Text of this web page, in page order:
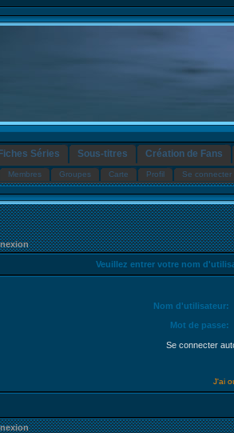
Fiches Séries Sous-titres Création de Fans
Membres Groupes Carte Profil Se connecter
Veuillez entrer votre nom
Nom d'utilisateur:
Mot de passe:
Se connecter
J'ai